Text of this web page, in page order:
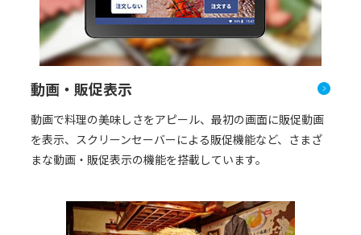
動画・販促表示
動画で料理の美味しさをアピール、最初の画面に販促動画
を表示、スクリーンセーバーによる販促機能など、さまざ
まな動画・販促表示の機能を搭載しています。